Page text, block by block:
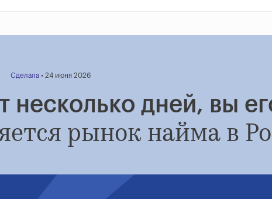
Сделала• 24 июня 2026
несколько дней, вы
рынок найма в